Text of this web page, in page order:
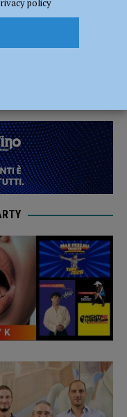
Rossard,
policy